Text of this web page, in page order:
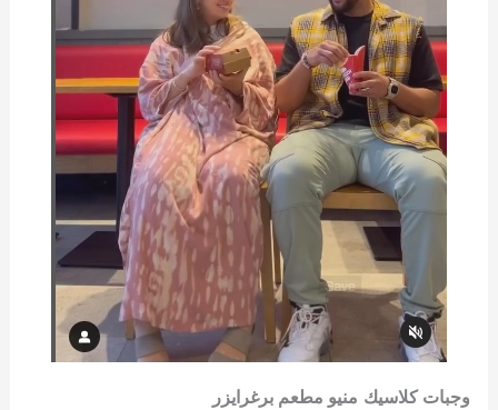
وجبات كلاسيك منيو مطعم برغرايزر